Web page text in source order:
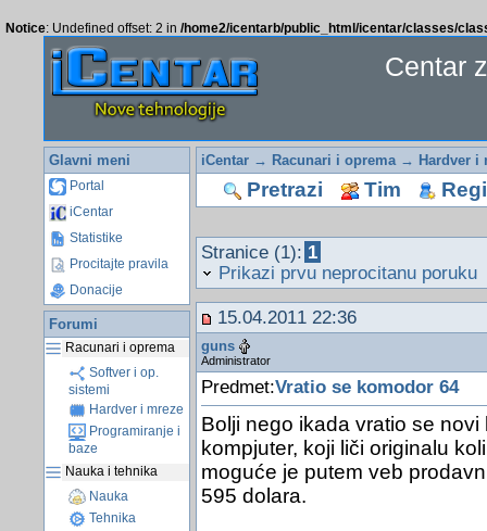
Notice: Undefined offset: 2 in /home2/icentarb/public_html/icentar/classes/
Centar
Glavni meni
Portal
iCentar
Statistike
Procitajte pravila
Donacije
Forumi
Racunari i oprema
Softver i op.
sistemi
Hardver i mreze
Programiranje i
baze
Nauka i tehnika
Nauka
Tehnika
iCentar→ Racunari i oprema→ Hardver i
Pretrazi Tim
Stranice (1): 1
Prikazi prvu neprocitanu poruku
15.04.2011 22:36
guns
Administrator
Predmet:Vratio se komodor 64
Bolji nego ikada vratio se
kompjuter, koji liči originalu
moguće je putem veb
595 dolara.